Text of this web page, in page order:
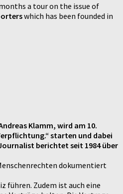
a tour on the issue of
which has been founded in
Klamm, wird am 10.
“ starten und dabei
berichtet seit 1984 über
dokumentiert
führen. Zudem ist auch eine